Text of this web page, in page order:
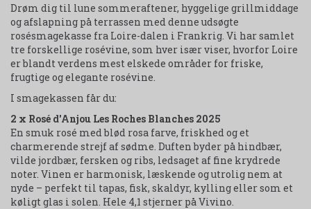
Drøm dig til lune sommeraftener, hyggelige grillmiddage
og afslapning på terrassen med denne udsøgte
rosésmagekasse fra Loire-dalen i Frankrig. Vi har samlet
tre forskellige rosévine, som hver især viser, hvorfor Loire
er blandt verdens mest elskede områder for friske,
frugtige og elegante rosévine.
I smagekassen får du:
2 x Rosé d'Anjou Les Roches Blanches 2025
En smuk rosé med blød rosa farve, friskhed og et
charmerende strejf af sødme. Duften byder på hindbær,
vilde jordbær, fersken og ribs, ledsaget af fine krydrede
noter. Vinen er harmonisk, læskende og utrolig nem at
nyde – perfekt til tapas, fisk, skaldyr, kylling eller som et
køligt glas i solen. Hele 4,1 stjerner på Vivino.